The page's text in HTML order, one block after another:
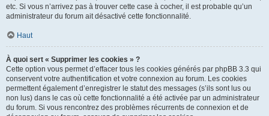
etc. Si vous n’arrivez pas à trouver cette case à cocher, il est probable qu’un
administrateur du forum ait désactivé cette fonctionnalité.
Haut
À quoi sert « Supprimer les cookies » ?
Cette option vous permet d’effacer tous les cookies générés par phpBB 3.3 qui
conservent votre authentification et votre connexion au forum. Les cookies
permettent également d’enregistrer le statut des messages (s’ils sont lus ou
non lus) dans le cas où cette fonctionnalité a été activée par un administrateur
du forum. Si vous rencontrez des problèmes récurrents de connexion et de